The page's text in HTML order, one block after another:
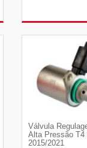
Válvula
Alta Pressão T4
2015/2021